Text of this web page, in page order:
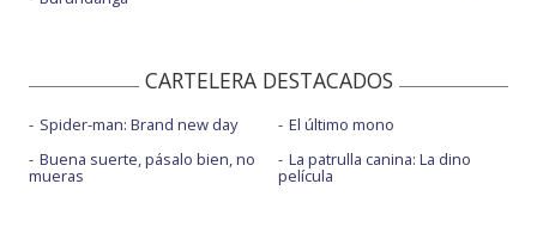
CARTELERA DESTACADOS
Spider-man: Brand new day
Buena suerte, pásalo bien, no
mueras
El último mono
La patrulla canina: La dino
película